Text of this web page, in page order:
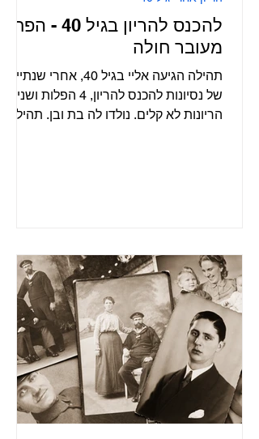
להכנס להריון בגיל 40 - הפחד
מעובר חולה
תהילה הגיעה אליי בגיל 40, אחרי שנתיים
של נסיונות להכנס להריון, 4 הפלות ושני
הריונות לא קלים. נולדו לה בת ובן. תהילה